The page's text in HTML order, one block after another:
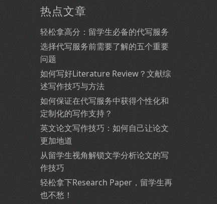
热点文章
轻松拿高分：留学生必备的代写服务
选择代写服务前需要了解的五个重要
问题
如何写好Literature Review？文献综
述写作技巧与方法
如何保证在代写服务中获得个性化和
定制化的写作支持？
英文论文写作技巧：如何自己让论文
更加地道
从留学生视角解锁文学分析论文的写
作技巧
轻松拿下Research Paper，留学生再
也不愁！